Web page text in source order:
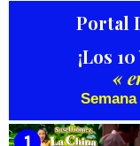
Portal
¡Los
«